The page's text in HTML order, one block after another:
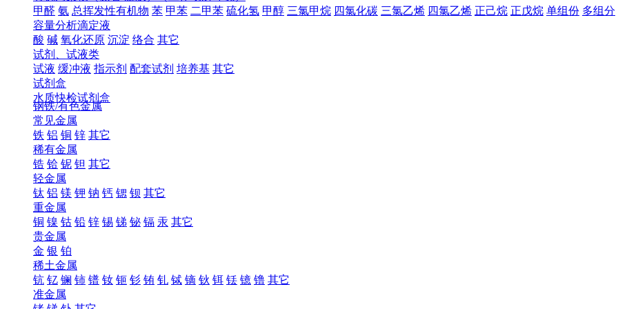
甲醛 氨 总挥发性有机物 苯 甲苯 二甲苯 硫化氢 甲醇 三氯甲烷 四氯化碳 三氯乙烯 四氯乙烯 正己烷 正戊烷 单组份 多组分
容量分析滴定液
酸 碱 氧化还原 沉淀 络合 其它
试剂、试液类
试液 缓冲液 指示剂 配套试剂 培养基 其它
试剂盒
水质快检试剂盒
钢铁/有色金属
常见金属
铁 铝 铜 锌 其它
稀有金属
锆 铪 铌 钽 其它
轻金属
钛 铝 镁 钾 钠 钙 锶 钡 其它
重金属
铜 镍 钴 铅 锌 锡 锑 铋 镉 汞 其它
贵金属
金 银 铂
稀土金属
钪 钇 镧 铈 镨 钕 钷 钐 铕 钆 铽 镝 钬 铒 铥 镱 镥 其它
准金属